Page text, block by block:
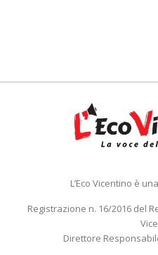
L’Eco Vicentino è
Registrazione n. 16/2016 del
Direttore